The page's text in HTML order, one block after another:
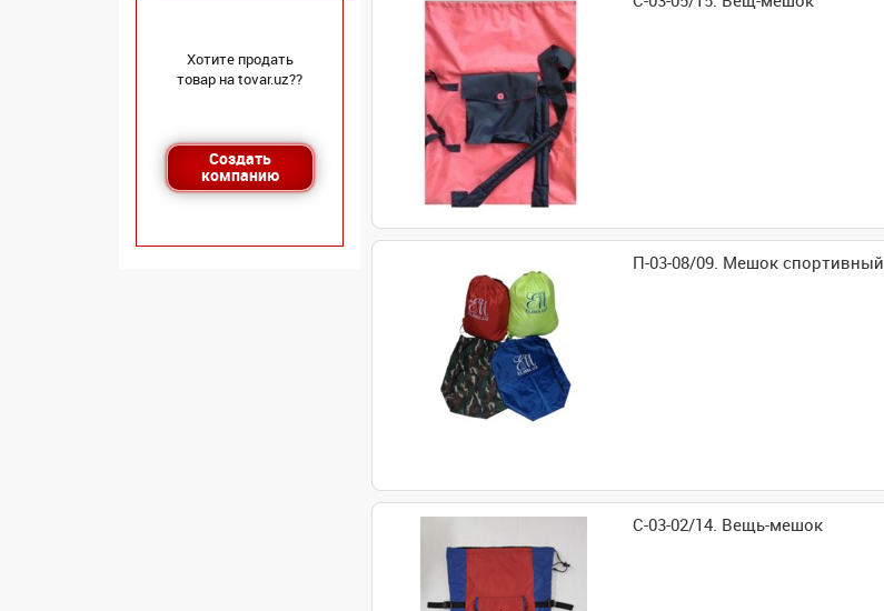
Хотите продать
товар на tovar.uz??
Создать
компанию
П-03-08/09. Мешок спортивный
С-03-02/14. Вещь-мешок